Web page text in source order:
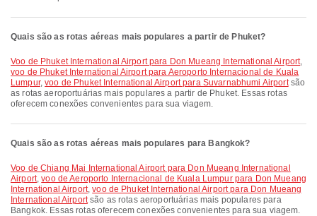
Quais são as rotas aéreas mais populares a partir de Phuket?
voo de Phuket International Airport para Don Mueang International Airport,
voo de Phuket International Airport para Aeroporto Internacional de Kuala
Lumpur,voo de Phuket International Airport para Suvarnabhumi Airportsão
as rotas aeroportuárias mais populares a partir de Phuket. Essas rotas
oferecem conexões convenientes para sua viagem.
Quais são as rotas aéreas mais populares para Bangkok?
voo de Chiang Mai International Airport para Don Mueang International
Airport,voo de Aeroporto Internacional de Kuala Lumpur para Don Mueang
International Airport,voo de Phuket International Airport para Don Mueang
International Airportsão as rotas aeroportuárias mais populares para
Bangkok. Essas rotas oferecem conexões convenientes para sua viagem.